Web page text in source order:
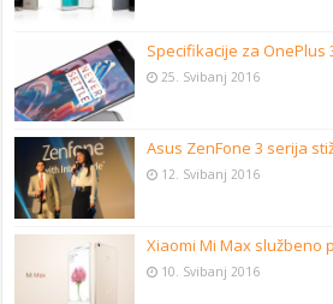
Specifikacije za
25. Svibanj 2016
Asus ZenFone 3 serija
12. Svibanj 2016
Xiaomi Mi Max službeno
10. Svibanj 2016